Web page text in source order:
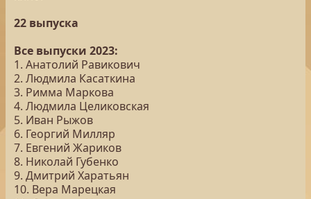
22 выпуска
Все выпуски 2023:
1. Анатолий Равикович
2. Людмила Касаткина
3. Римма Маркова
4. Людмила Целиковская
5. Иван Рыжов
6. Георгий Милляр
7. Евгений Жариков
8. Николай Губенко
9. Дмитрий Харатьян
10. Вера Марецкая